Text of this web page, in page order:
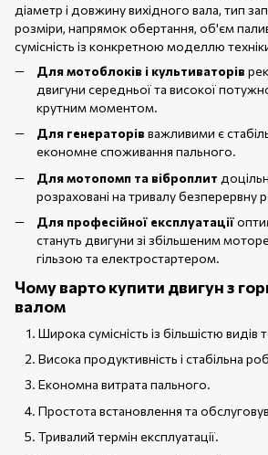
діаметр і довжину вихідного вала, тип
розміри, напрямок обертання, об'єм
сумісність із конкретною моделлю
Для мотоблоків і культиваторів
двигуни середньої та високої
крутним моментом.
Для генераторів важливими є
економне споживання пального.
Для мотопомп та віброплит
розраховані на тривалу безперервну
Для професійної експлуатації
стануть двигуни зі збільшеним
гільзою та електростартером.
Чому варто купити двигун з
валом
Широка сумісність із більшістю видів
Висока продуктивність і стабільна
Економна витрата пального.
Простота встановлення та
Тривалий термін експлуатації.